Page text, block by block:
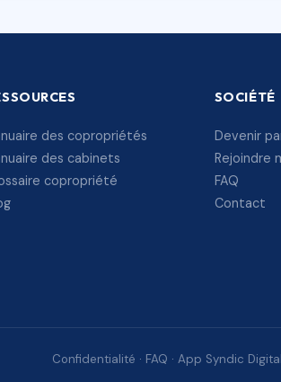
des copropriétés
des cabinets
copropriété
SOCIÉTÉ
Devenir
Rejoindre
FAQ
Contact
Confidentialité · FAQ · App Syndic Digital